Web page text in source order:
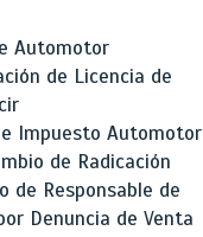
Automotor
de Licencia de
Impuesto Automotor
de Radicación
de Responsable de
Denuncia de Venta